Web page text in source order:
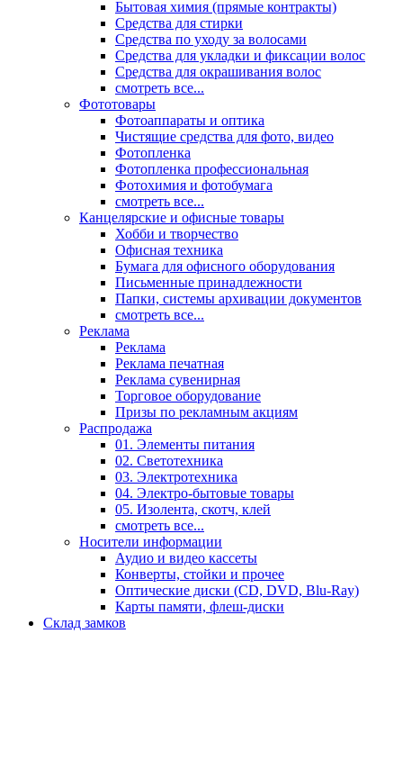
Бытовая химия (прямые контракты)
Средства для стирки
Средства по уходу за волосами
Средства для укладки и фиксации волос
Средства для окрашивания волос
смотреть все...
Фототовары
Фотоаппараты и оптика
Чистящие средства для фото, видео
Фотопленка
Фотопленка профессиональная
Фотохимия и фотобумага
смотреть все...
Канцелярские и офисные товары
Хобби и творчество
Офисная техника
Бумага для офисного оборудования
Письменные принадлежности
Папки, системы архивации документов
смотреть все...
Реклама
Реклама
Реклама печатная
Реклама сувенирная
Торговое оборудование
Призы по рекламным акциям
Распродажа
01. Элементы питания
02. Светотехника
03. Электротехника
04. Электро-бытовые товары
05. Изолента, скотч, клей
смотреть все...
Носители информации
Аудио и видео кассеты
Конверты, стойки и прочее
Оптические диски (CD, DVD, Blu-Ray)
Карты памяти, флеш-диски
Склад замков